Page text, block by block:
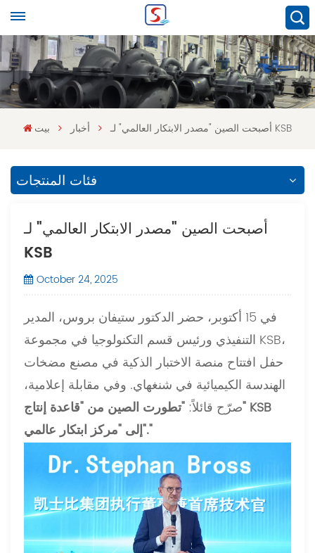
بيت أخبار أصبحت الصين "مصدر الابتكار العالمي" لـ KSB
فئات المنتجات
أصبحت الصين "مصدر الابتكار العالمي" لـ
KSB
October 24, 2025
في 15 أكتوبر، حضر الدكتور ستيفان بروس، المدير
التنفيذي ورئيس قسم التكنولوجيا في مجموعة KSB،
حفل افتتاح منصة الاختبار الذكية في مصنع مضخات
الهندسة الكيميائية في شنغهاي. وفي مقابلة إعلامية،
صرّح قائلاً: "تطورت الصين من "قاعدة إنتاج" KSB
إلى "مركز ابتكار عالمي"."